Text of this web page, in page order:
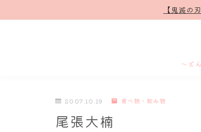
【鬼滅の
～ど
2007.10.19 食べ物・飲み物
尾張大楠